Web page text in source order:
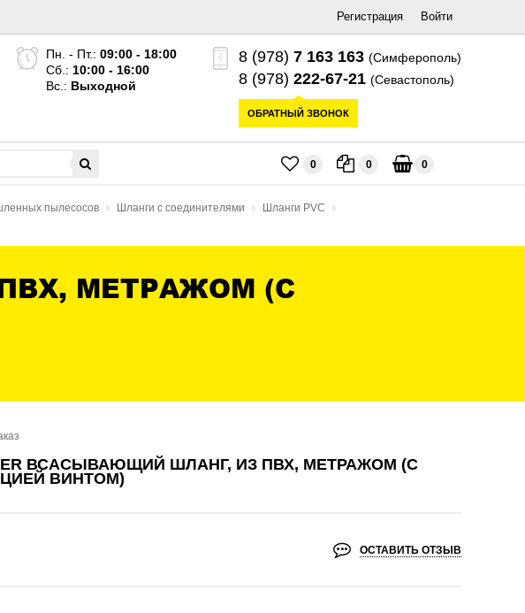
Регистрация Войти
Пн. - Пт.: 09:00 - 18:00
Сб.: 10:00 - 16:00
Вс.: Выходной
8 (978) 7 163 163 (Симферополь)
8 (978) 222-67-21 (Севастополь)
ОБРАТНЫЙ ЗВОНОК
0 0 0
пылесосов Шланги с соединителями
Шланги PVC
МЕТРАЖОМ (С
ВСАСЫВАЮЩИЙ ШЛАНГ, ИЗ ПВХ, МЕТРАЖОМ (С
ВИНТОМ)
ОСТАВИТЬ ОТЗЫВ